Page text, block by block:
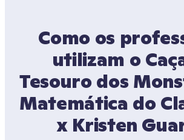
Como os
utilizam o
Tesouro dos
Matemática do
x Kristen